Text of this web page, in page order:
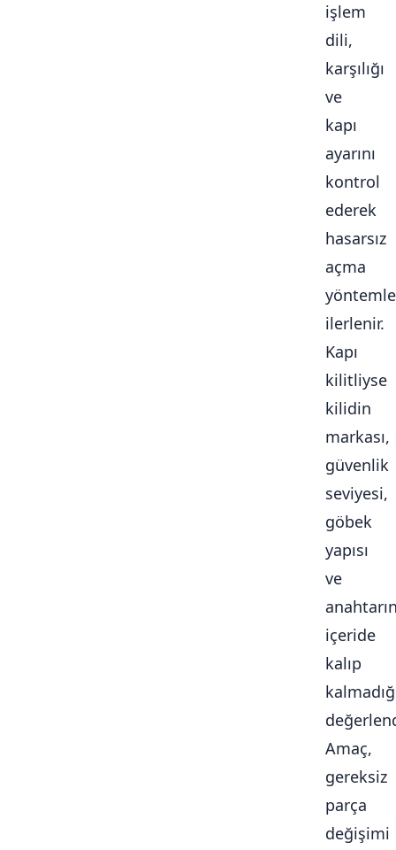
işlem
dili,
karşılığı
ve
kapı
ayarını
kontrol
ederek
hasarsız
açma
ilerlenir.
Kapı
kilitliyse
kilidin
markası,
güvenlik
seviyesi,
göbek
yapısı
ve
içeride
kalıp
Amaç,
gereksiz
parça
değişimi